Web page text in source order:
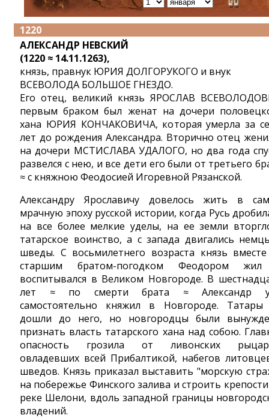
1220
АЛЕКСАНДР НЕВСКИЙ
(1220 ≈ 14.11.1263),
князь, правнук ЮРИЯ ДОЛГОРУКОГО и внук
ВСЕВОЛОДА БОЛЬШОЕ ГНЕЗДО.
Его отец, великий князь ЯРОСЛАВ
первым браком был женат на дочери
хана ЮРИЯ КОНЧАКОВИЧА, которая умерла за
лет до рождения Александра. Вторично отец
на дочери МСТИСЛАВА УДАЛОГО, но два года
развелся с нею, и все дети его были от третьего
≈ с княжною Феодосией Игоревной Рязанской.
Александру Ярославичу довелось жить в
мрачную эпоху русской истории, когда Русь
на все более мелкие уделы, на ее земли
татарское воинство, а с запада двигались
шведы. С восьмилетнего возраста князь
старшим братом-погодком Феодором
воспитывался в Великом Новгороде. В
лет ≈ по смерти брата ≈ Александр
самостоятельно княжил в Новгороде.
дошли до него, но новгородцы были
признать власть татарского хана над собою.
опасность грозила от ливонских
овладевших всей Прибалтикой, набегов
шведов. Князь приказал выставить "морскую
на побережье Финского залива и строить
реке Шелони, вдоль западной границы
владений.